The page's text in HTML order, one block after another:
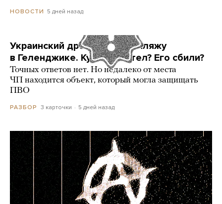
НОВОСТИ 5 дней назад
Украинский дрон попал по пляжу
в Геленджике. Куда он летел? Его сбили?
Точных ответов нет. Но недалеко от места
ЧП находится объект, который могла защищать
ПВО
РАЗБОР 3 карточки 5 дней назад